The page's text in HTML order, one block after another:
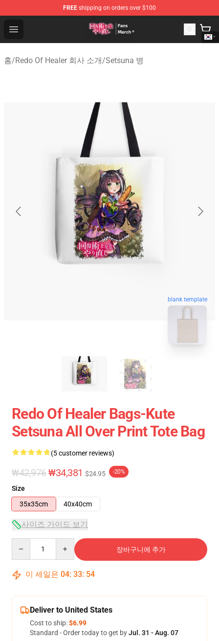
FREE shipping on orders over $100
Open menu
Redo Of Healer Store - Official Redo Of Healer
홈/Redo Of Healer 회사 소개/Setsuna 병
blank template
Redo Of Healer Bags-Kute
Setsuna All Over Print Tote Bag
(5 customer reviews)
₩42,976₩34,381 $24.95 -20%
Size
35x35cm
40x40cm
사이즈 가이드 보기
장바구니에 추가
이 세일은 04: 33: 54
Deliver to United States
Cost to ship:$6.99
Standard - Order today to get byJul. 31 - Aug. 07